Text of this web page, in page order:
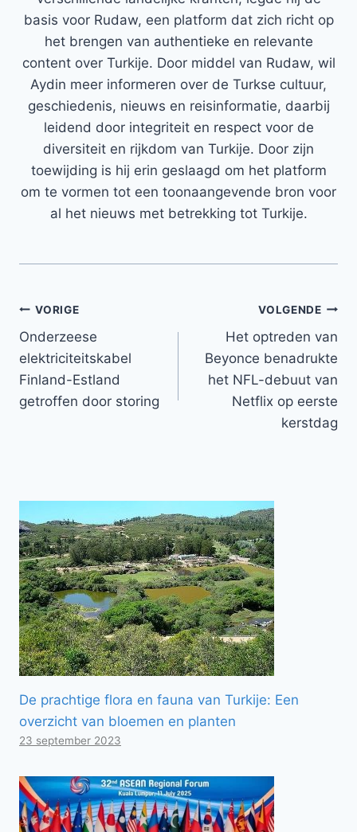
basis voor Rudaw, een platform dat zich richt op
het brengen van authentieke en relevante
content over Turkije. Door middel van Rudaw, wil
Aydin meer informeren over de Turkse cultuur,
geschiedenis, nieuws en reisinformatie, daarbij
leidend door integriteit en respect voor de
diversiteit en rijkdom van Turkije. Door zijn
toewijding is hij erin geslaagd om het platform
om te vormen tot een toonaangevende bron voor
al het nieuws met betrekking tot Turkije.
Bericht
navigatie
VORIGE
Onderzeese
elektriciteitskabel
Finland-Estland
getroffen door storing
VOLGENDE
Het optreden van
Beyonce benadrukte
het NFL-debuut van
Netflix op eerste
kerstdag
De prachtige flora en fauna van Turkije: Een
overzicht van bloemen en planten
23 september 2023